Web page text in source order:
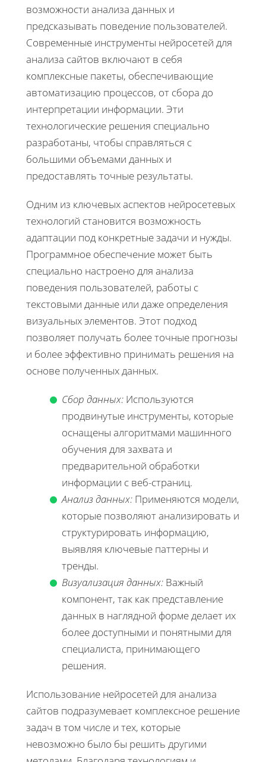
возможности анализа данных и
предсказывать поведение пользователей.
Современные инструменты нейросетей для
анализа сайтов включают в себя
комплексные пакеты, обеспечивающие
автоматизацию процессов, от сбора до
интерпретации информации. Эти
технологические решения специально
разработаны, чтобы справляться с
большими объемами данных и
предоставлять точные результаты.
Одним из ключевых аспектов нейросетевых
технологий становится возможность
адаптации под конкретные задачи и нужды.
Программное обеспечение может быть
специально настроено для анализа
поведения пользователей, работы с
текстовыми данные или даже определения
визуальных элементов. Этот подход
позволяет получать более точные прогнозы
и более эффективно принимать решения на
основе полученных данных.
Сбор данных: Используются
продвинутые инструменты, которые
оснащены алгоритмами машинного
обучения для захвата и
предварительной обработки
информации с веб-страниц.
Анализ данных: Применяются модели,
которые позволяют анализировать и
структурировать информацию,
выявляя ключевые паттерны и
тренды.
Визуализация данных: Важный
компонент, так как представление
данных в наглядной форме делает их
более доступными и понятными для
специалиста, принимающего
решения.
Использование нейросетей для анализа
сайтов подразумевает комплексное решение
задач в том числе и тех, которые
невозможно было бы решить другими